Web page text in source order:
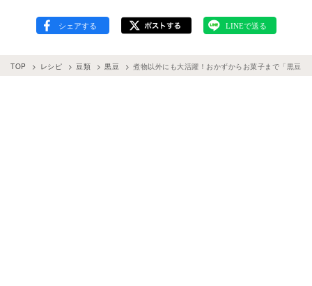
TOP レシピ 豆類 黒豆 煮物以外にも大活躍！おかずからお菓子まで「黒豆」